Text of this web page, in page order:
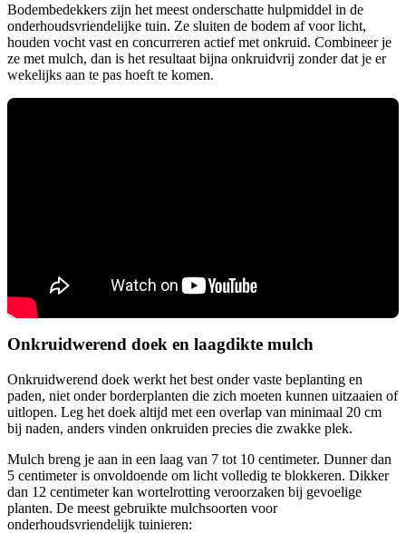
Bodembedekkers zijn het meest onderschatte hulpmiddel in de
onderhoudsvriendelijke tuin. Ze sluiten de bodem af voor licht,
houden vocht vast en concurreren actief met onkruid. Combineer je
ze met mulch, dan is het resultaat bijna onkruidvrij zonder dat je er
wekelijks aan te pas hoeft te komen.
Onkruidwerend doek en laagdikte mulch
Onkruidwerend doek werkt het best onder vaste beplanting en
paden, niet onder borderplanten die zich moeten kunnen uitzaaien of
uitlopen. Leg het doek altijd met een overlap van minimaal 20 cm
bij naden, anders vinden onkruiden precies die zwakke plek.
Mulch breng je aan in een laag van 7 tot 10 centimeter. Dunner dan
5 centimeter is onvoldoende om licht volledig te blokkeren. Dikker
dan 12 centimeter kan wortelrotting veroorzaken bij gevoelige
planten. De meest gebruikte mulchsoorten voor
onderhoudsvriendelijk tuinieren: